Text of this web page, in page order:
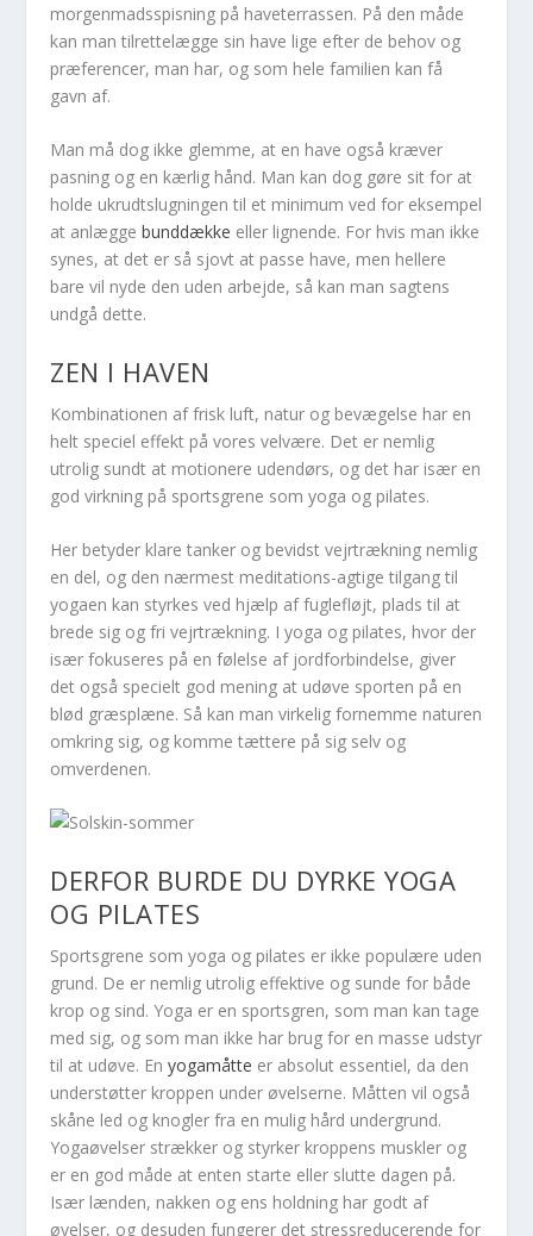
morgenmadsspisning på haveterrassen. På den måde
kan man tilrettelægge sin have lige efter de behov og
præferencer, man har, og som hele familien kan få
gavn af.
Man må dog ikke glemme, at en have også kræver
pasning og en kærlig hånd. Man kan dog gøre sit for at
holde ukrudtslugningen til et minimum ved for eksempel
at anlæggebunddække eller lignende. For hvis man ikke
synes, at det er så sjovt at passe have, men hellere
bare vil nyde den uden arbejde, så kan man sagtens
undgå dette.
ZEN I HAVEN
Kombinationen af frisk luft, natur og bevægelse har en
helt speciel effekt på vores velvære. Det er nemlig
utrolig sundt at motionere udendørs, og det har især en
god virkning på sportsgrene som yoga og pilates.
Her betyder klare tanker og bevidst vejrtrækning nemlig
en del, og den nærmest meditations-agtige tilgang til
yogaen kan styrkes ved hjælp af fuglefløjt, plads til at
brede sig og fri vejrtrækning. I yoga og pilates, hvor der
især fokuseres på en følelse af jordforbindelse, giver
det også specielt god mening at udøve sporten på en
blød græsplæne. Så kan man virkelig fornemme naturen
omkring sig, og komme tættere på sig selv og
omverdenen.
DERFOR BURDE DU DYRKE YOGA
OG PILATES
Sportsgrene som yoga og pilates er ikke populære uden
grund. De er nemlig utrolig effektive og sunde for både
krop og sind. Yoga er en sportsgren, som man kan tage
med sig, og som man ikke har brug for en masse udstyr
til at udøve. Enyogamåtte er absolut essentiel, da den
understøtter kroppen under øvelserne. Måtten vil også
skåne led og knogler fra en mulig hård undergrund.
Yogaøvelser strækker og styrker kroppens muskler og
er en god måde at enten starte eller slutte dagen på.
Især lænden, nakken og ens holdning har godt af
øvelser, og desuden fungerer det stressreducerende for